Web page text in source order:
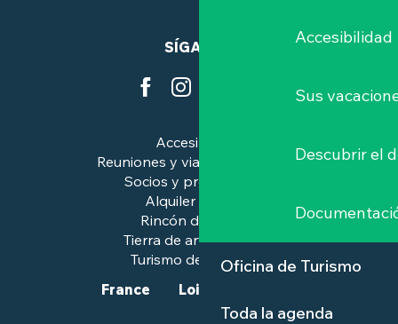
Accesibilidad
Sus
Descubrir el
Oficina de Turismo
Toda la agenda
SÍGANOS
Accesibilidad
Reuniones y viajes de negocios
Socios y profesionales
Alquiler de salas
Rincón de prensa
Tierra de arte e historia
Turismo de calidad™.
France
Loire-Atlantique